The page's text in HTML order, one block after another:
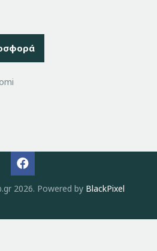
2026. Powered by BlackPixel